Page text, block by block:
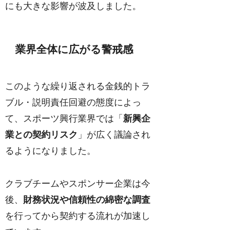
にも大きな影響が波及しました。
業界全体に広がる警戒感
このような繰り返される金銭的トラ
ブル・説明責任回避の態度によっ
て、スポーツ興行業界では「新興企
業との契約リスク 」が広く議論され
るようになりました。
クラブチームやスポンサー企業は今
後、 財務状況や信頼性の綿密な調査
を行ってから契約する流れが加速し